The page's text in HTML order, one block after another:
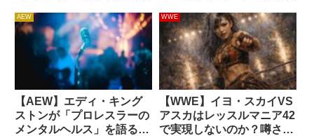
ジョン・シナも引っ張りだこで
す。WWE出身俳優のリストに、
あるレスラーが加わるかもしれま
せん。マーベル・スタジオは、
Gearにも参加予定。彼女は海外
で人気を高めており、今後も
AEWへ定期定期参戦することを
期待するファンは少なく...
AEW
【AEW】エディ・キング
ストンが「プロレスラーの
メンタルヘルス」を語る。
WWE
【WWE】イヨ・スカイVS
アスカはレッスルマニア42
で実現しないのか？噂され